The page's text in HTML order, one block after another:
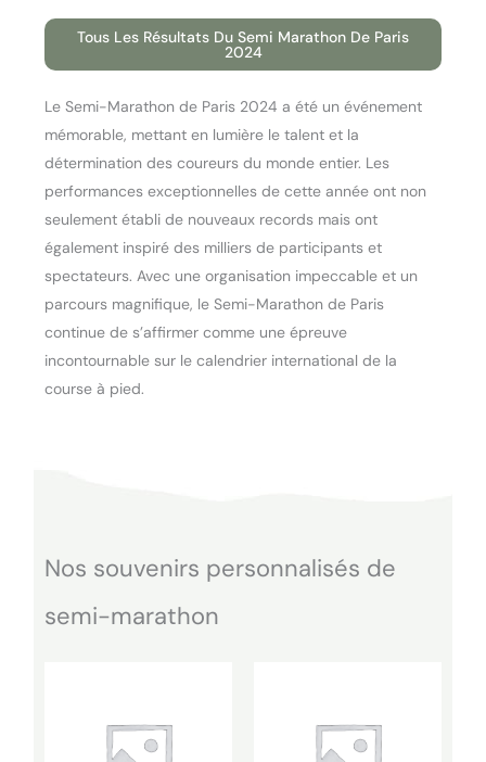
Tous Les Résultats Du Semi Marathon De Paris
2024
Le Semi-Marathon de Paris 2024 a été un événement
mémorable, mettant en lumière le talent et la
détermination des coureurs du monde entier. Les
performances exceptionnelles de cette année ont non
seulement établi de nouveaux records mais ont
également inspiré des milliers de participants et
spectateurs. Avec une organisation impeccable et un
parcours magnifique, le Semi-Marathon de Paris
continue de s’affirmer comme une épreuve
incontournable sur le calendrier international de la
course à pied.
Nos souvenirs personnalisés de
semi-marathon